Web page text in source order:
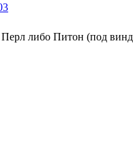
Перл либо Питон (под